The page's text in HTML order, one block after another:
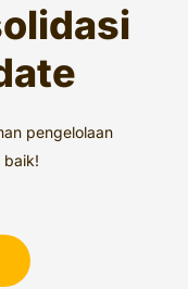
pengelolaan
baik!